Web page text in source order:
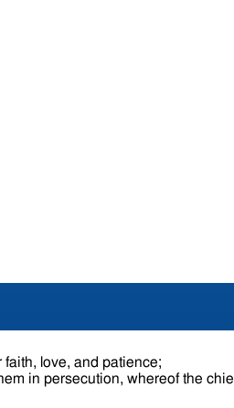
love, and patience;
in persecution, whereof the